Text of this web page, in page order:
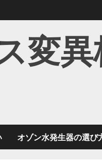
異
オゾン水発生器の選び